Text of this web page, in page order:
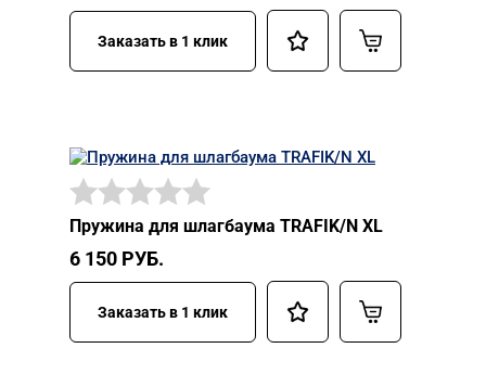
Заказать в 1 клик
Пружина для шлагбаума TRAFIK/N XL
6 150 РУБ.
Заказать в 1 клик